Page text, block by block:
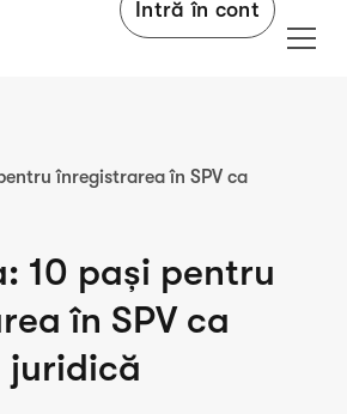
Intră în cont
înregistrarea în SPV ca
10 pași pentru
în SPV ca
juridică